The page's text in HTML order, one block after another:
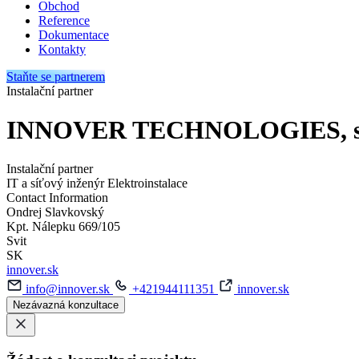
Obchod
Reference
Dokumentace
Kontakty
Staňte se partnerem
Instalační partner
INNOVER TECHNOLOGIES,
Instalační partner
IT a síťový inženýr Elektroinstalace
Contact Information
Ondrej Slavkovský
Kpt. Nálepku 669/105
Svit
SK
innover.sk
info@innover.sk
+421944111351 innover.sk
Nezávazná konzultace